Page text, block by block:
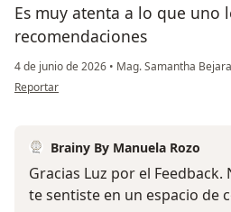
Es muy atenta a lo que uno
recomendaciones
4 de junio de 2026 • Mag. Samantha
en opinión del usuario Luz Beatriz Vargas
Reportar
Brainy By Manuela Rozo
Gracias Luz por el
te sentiste en un espacio de